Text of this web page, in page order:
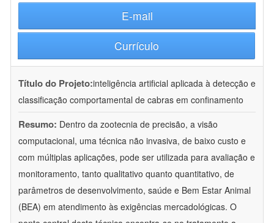
E-mail
Currículo
Título do Projeto:inteligência artificial aplicada à detecção e
classificação comportamental de cabras em confinamento
Resumo: Dentro da zootecnia de precisão, a visão
computacional, uma técnica não invasiva, de baixo custo e
com múltiplas aplicações, pode ser utilizada para avaliação e
monitoramento, tanto qualitativo quanto quantitativo, de
parâmetros de desenvolvimento, saúde e Bem Estar Animal
(BEA) em atendimento às exigências mercadológicas. O